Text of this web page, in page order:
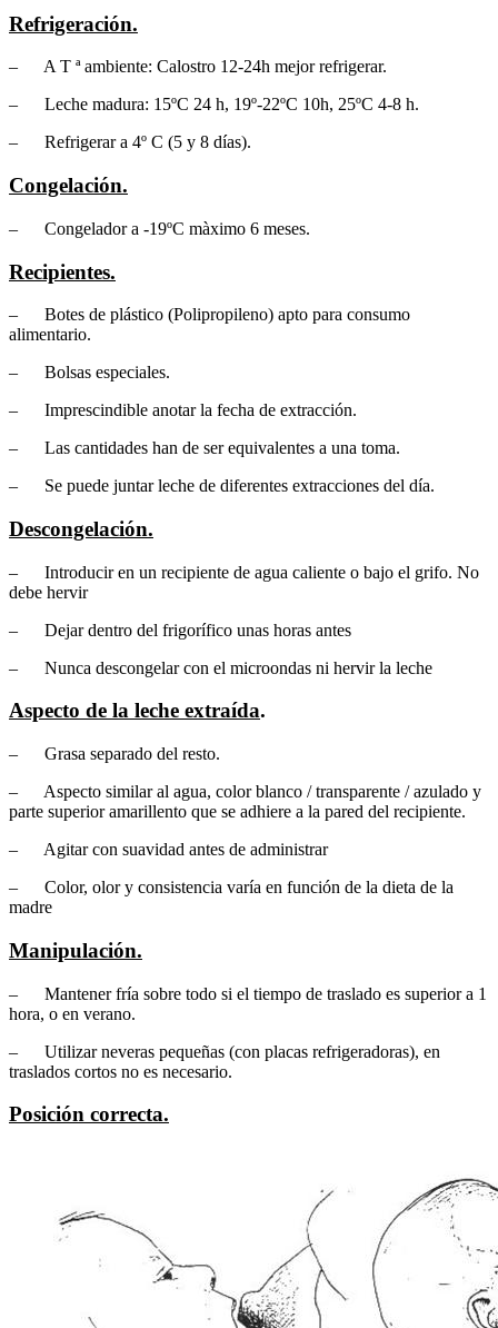
Refrigeración.
– A T ª ambiente: Calostro 12-24h mejor refrigerar.
– Leche madura: 15ºC 24 h, 19º-22ºC 10h, 25ºC 4-8 h.
– Refrigerar a 4º C (5 y 8 días).
Congelación.
– Congelador a -19ºC màximo 6 meses.
Recipientes.
– Botes de plástico (Polipropileno) apto para consumo
alimentario.
– Bolsas especiales.
– Imprescindible anotar la fecha de extracción.
– Las cantidades han de ser equivalentes a una toma.
– Se puede juntar leche de diferentes extracciones del día.
Descongelación.
– Introducir en un recipiente de agua caliente o bajo el grifo. No
debe hervir
– Dejar dentro del frigorífico unas horas antes
– Nunca descongelar con el microondas ni hervir la leche
Aspecto de la leche extraída.
– Grasa separado del resto.
– Aspecto similar al agua, color blanco / transparente / azulado y
parte superior amarillento que se adhiere a la pared del recipiente.
– Agitar con suavidad antes de administrar
– Color, olor y consistencia varía en función de la dieta de la
madre
Manipulación.
– Mantener fría sobre todo si el tiempo de traslado es superior a 1
hora, o en verano.
– Utilizar neveras pequeñas (con placas refrigeradoras), en
traslados cortos no es necesario.
Posición correcta.